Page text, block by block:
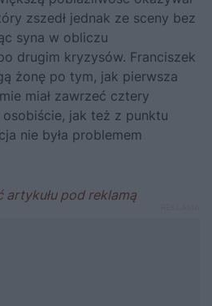
zszedł jednak ze sceny bez
syna w obliczu
drugim kryzysów. Franciszek
żonę po tym, jak pierwsza
miał zawrzeć cztery
osobiście, jak też z punktu
nie była problemem